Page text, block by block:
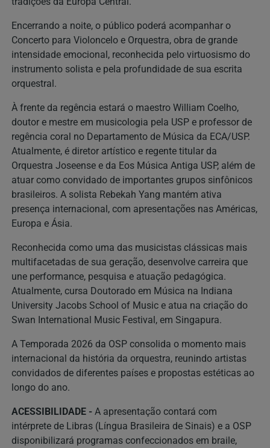
Encerrando a noite, o público poderá acompanhar o
Concerto para Violoncelo e Orquestra, obra de grande
intensidade emocional, reconhecida pelo virtuosismo do
instrumento solista e pela profundidade de sua escrita
orquestral.
À frente da regência estará o maestro William Coelho,
doutor e mestre em musicologia pela USP e professor de
regência coral no Departamento de Música da ECA/USP.
Atualmente, é diretor artístico e regente titular da
Orquestra Joseense e da Eos Música Antiga USP, além de
atuar como convidado de importantes grupos sinfônicos
brasileiros. A solista Rebekah Yang mantém ativa
presença internacional, com apresentações nas Américas,
Europa e Ásia.
Reconhecida como uma das musicistas clássicas mais
multifacetadas de sua geração, desenvolve carreira que
une performance, pesquisa e atuação pedagógica.
Atualmente, cursa Doutorado em Música na Indiana
University Jacobs School of Music e atua na criação do
Swan International Music Festival, em Singapura.
A Temporada 2026 da OSP consolida o momento mais
internacional da história da orquestra, reunindo artistas
convidados de diferentes países e propostas estéticas ao
longo do ano.
ACESSIBILIDADE - A apresentação contará com
intérprete de Libras (Língua Brasileira de Sinais) e a OSP
disponibilizará programas confeccionados em braile,